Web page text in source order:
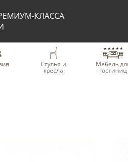
КЛАССА
Стулья и
кресла
Мебель
гостиниц